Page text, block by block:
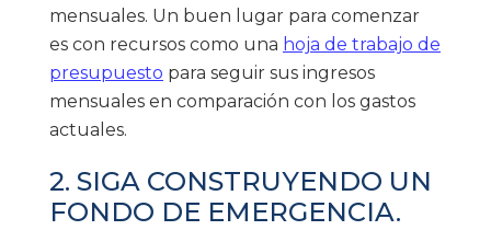
mensuales. Un buen lugar para comenzar
es con recursos como una hoja de trabajo de
presupuesto para seguir sus ingresos
mensuales en comparación con los gastos
actuales.
2. SIGA CONSTRUYENDO UN
FONDO DE EMERGENCIA.